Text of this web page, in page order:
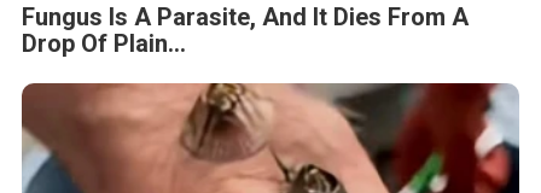
Fungus Is A Parasite, And It Dies From A
Drop Of Plain...